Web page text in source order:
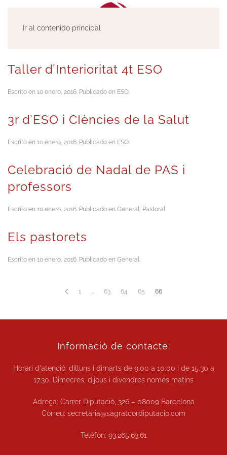
Ir al contenido principal
Taller d’Interioritat 4t ESO
Escrito en 10 enero, 2016. Publicado en ESO.
3r d’ESO i CIències de la Salut
Escrito en 10 enero, 2016. Publicado en ESO.
Celebració de Nadal de PAS i
professors
Escrito en 10 enero, 2016. Publicado en General, Pastoral.
Els pastorets
Escrito en 10 enero, 2016. Publicado en General.
1 … 63 64 65 66
Informació de contacte:
Horari d'atenció: dilluns i dimarts de9.00 a 10.00 i de 15.30 a
17.30. Dimecres, dijous i divendres només matins
Adreça: Carrer Diputació, 326 – 08009 Barcelona
Correu: secretaria@sagratcordiputacio.com
Telèfon: 93.265.63.61